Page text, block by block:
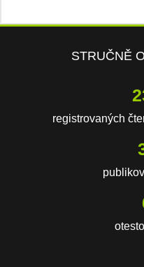
STRUČNĚ
registrovaných